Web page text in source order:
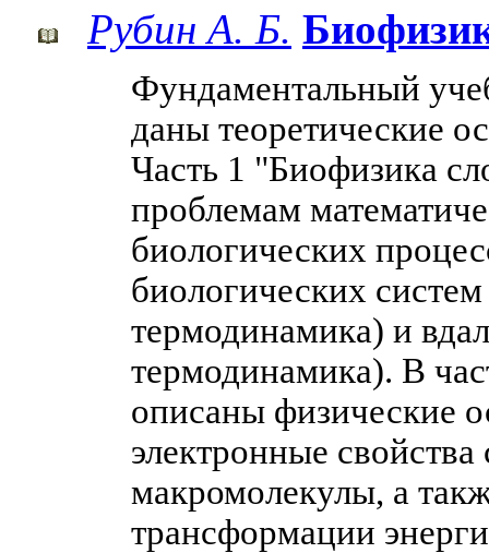
Рубин А. Б.
Фундаментальный
даны теоретические
Часть 1 "Биофизика
проблемам
биологических
биологических
термодинамика) и
термодинамика). В
описаны физические
электронные
макромолекулы, а
трансформации